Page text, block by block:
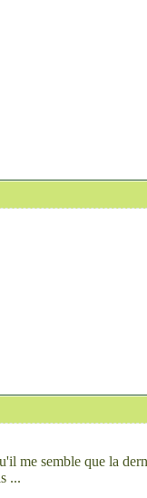
me semble que la
...